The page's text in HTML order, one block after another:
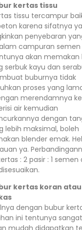
kertas tissu
tissu tercampur
karena sifatnya
penyebaran
campuran semen
akan memakan
serbuk kayu dan
buburnya tidak
proses yang
merendamnya
air kemudian
dengan
lebih maksimal, boleh
blender emak.
ya.
: 2 pasir : 1 semen
kertas koran
dengan bubur
ini tentunya